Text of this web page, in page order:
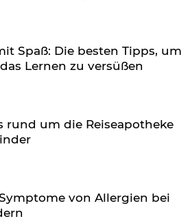
Spaß: Die besten Tipps, um
Lernen zu versüßen
rund um die Reiseapotheke
von Allergien bei